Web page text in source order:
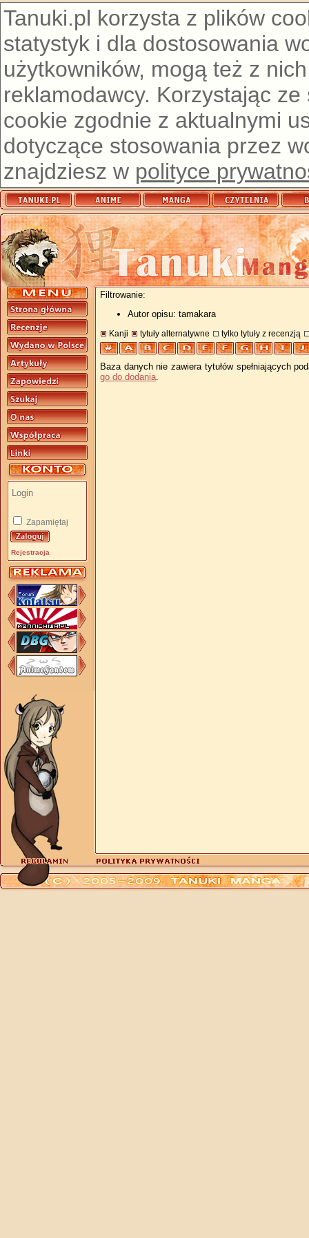
Tanuki.pl korzysta z plików
statystyk i dla dostosowania
użytkowników, mogą też z
reklamodawcy. Korzystając
cookie zgodnie z aktualnymi
dotyczące stosowania przez
znajdziesz w polityce
Zapamiętaj
Rejestracja
Filtrowanie:
Autor opisu: tamakara
Kanji tytuły alternatywne tylko tytuły z recenzją
Baza danych nie zawiera tytułów spełniających
go do dodania.